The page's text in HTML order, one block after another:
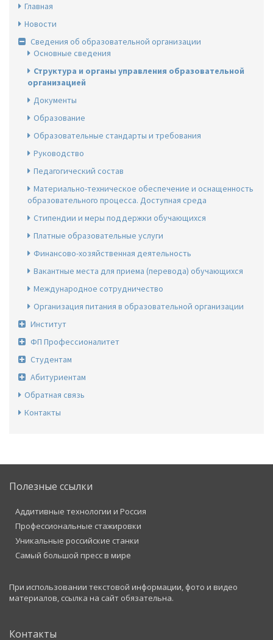
Главная
Новости
Сведения об образовательной организации
Основные сведения
Структура и органы управления образовательной
организацией
Документы
Образование
Образовательные стандарты и требования
Руководство
Педагогический состав
Материально-техническое обеспечение и оснащенность
образовательного процесса. Доступная среда
Стипендии и меры поддержки обучающихся
Платные образовательные услуги
Финансово-хозяйственная деятельность
Вакантные места для приема (перевода) обучающихся
Международное сотрудничество
Организация питания в образовательной организации
Институт
ФП Профессионалитет
Студентам
Абитуриентам
Обратная связь
Контакты
Полезные ссылки
Аддитивные технологии и Россия
Профессиональные стажировки
Уникальные российские станки
Самый большой пресс в мире
При использовании текстовой информации, фото и видео
материалов, ссылка на сайт обязательна.
Контакты